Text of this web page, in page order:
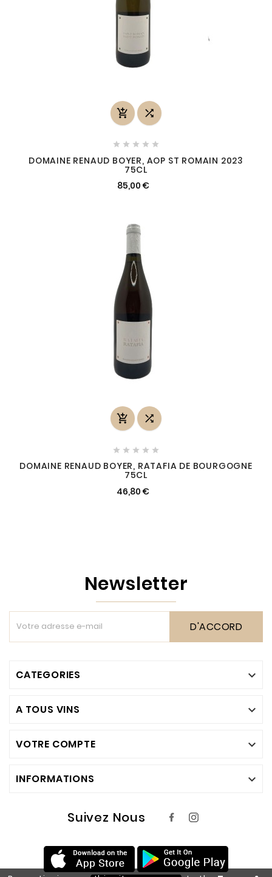
 
    
DOMAINE RENAUD BOYER, AOP ST ROMAIN 2023
75CL
85,00 €
 
    
DOMAINE RENAUD BOYER, RATAFIA DE BOURGOGNE
75CL
46,80 €
Newsletter
D'ACCORD
CATEGORIES 
A TOUS VINS 
VOTRE COMPTE 
INFORMATIONS 
Suivez Nous